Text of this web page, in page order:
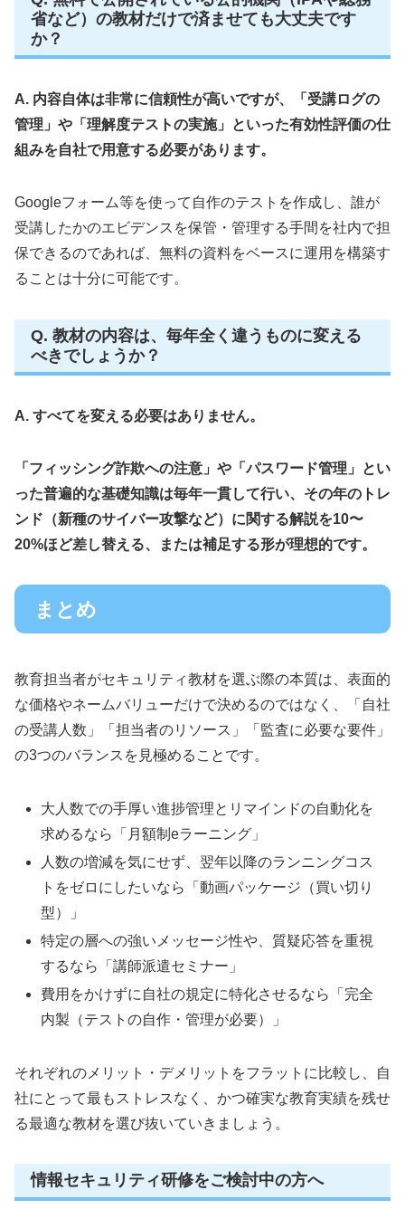
省など）の教材だけで済ませても大丈夫です
か？
A. 内容自体は非常に信頼性が高いですが、「受講ログの
管理」や「理解度テストの実施」といった有効性評価の仕
組みを自社で用意する必要があります。
Googleフォーム等を使って自作のテストを作成し、誰が
受講したかのエビデンスを保管・管理する手間を社内で担
保できるのであれば、無料の資料をベースに運用を構築す
ることは十分に可能です。
Q. 教材の内容は、毎年全く違うものに変える
べきでしょうか？
A. すべてを変える必要はありません。
「フィッシング詐欺への注意」や「パスワード管理」とい
った普遍的な基礎知識は毎年一貫して行い、その年のトレ
ンド（新種のサイバー攻撃など）に関する解説を10〜
20%ほど差し替える、または補足する形が理想的です。
まとめ
教育担当者がセキュリティ教材を選ぶ際の本質は、表面的
な価格やネームバリューだけで決めるのではなく、「自社
の受講人数」「担当者のリソース」「監査に必要な要件」
の3つのバランスを見極めることです。
大人数での手厚い進捗管理とリマインドの自動化を
求めるなら「月額制eラーニング」
人数の増減を気にせず、翌年以降のランニングコス
トをゼロにしたいなら「動画パッケージ（買い切り
型）」
特定の層への強いメッセージ性や、質疑応答を重視
するなら「講師派遣セミナー」
費用をかけずに自社の規定に特化させるなら「完全
内製（テストの自作・管理が必要）」
それぞれのメリット・デメリットをフラットに比較し、自
社にとって最もストレスなく、かつ確実な教育実績を残せ
る最適な教材を選び抜いていきましょう。
情報セキュリティ研修をご検討中の方へ